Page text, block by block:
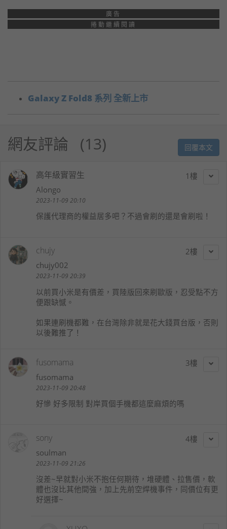
廣告
捲動繼續閱讀
Galaxy Z Fold8 系列 全新上市
網友評論 13 回覆本文
1
高年級實習生
Alongo
2023-11-09 20:10
保護代理商的權益居多吧？不過會刷的還是會刷啦！
2
chujy
chujy002
2023-11-09 20:39
以前買小米是有價差，買陸版回來刷歐版，忍受點不方
便跟缺憾。
如果連刷機都難，在台灣除非就是花大錢買台版，否則
以後難推了！
3
fusomama
fusomama
2023-11-09 20:48
好慘 好多限制 對岸買個手機都這麼麻煩的嗎
4
sony
soulman
2023-11-09 21:26
沒差~早就對小米不抱任何期待，堆硬體、拉售價，軟
體也沒比其他間強，加上先前空焊機事件，同價位有更
好選擇~